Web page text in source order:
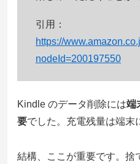
引用：
https://
nodeId=200197550
Kindle のデータ削除には端
要でした。充電残量は端末
結構、ここが重要です。捨